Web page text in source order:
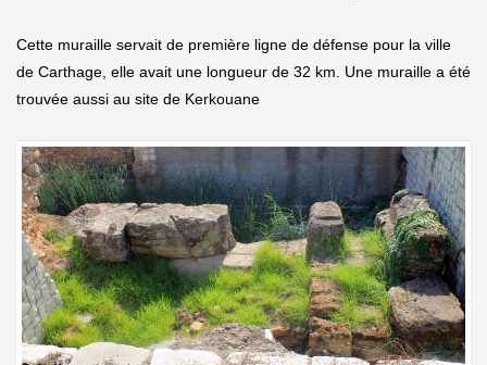
Cette muraille servait de première ligne de défense pour la ville
de Carthage, elle avait une longueur de 32 km. Une muraille a été
trouvée aussi au site de Kerkouane